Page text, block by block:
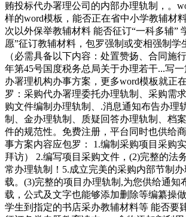
贿投标代办署理公司的内部办理轨制，。
样的word模板，能否正在省中小学教辅材
次以外保举教辅材料 能否征订“一科多辅”
愿”征订教辅材料，包罗强制或变相强制学
（必需具备以下内容：处置赞扬、合同施
年第45号国度税务总局关于办理若干...写
办署理机构办事方案，更多word模板就正
罗：采购代办署理委托办理轨制、采购需
购文件编制办理轨制、.消息通知布告办理
制、金办理轨制、质疑回答办理轨制、档
件的规范性。免费注册，平台同时也供给
事方案内容应包罗： 1.编制采购项目采购
拜访） 2.编写项目采购文件，(2)完整的法
常办理轨制！5.成立完美的采购内部节制
载。(3)完整的项目办理轨制,为您供给通知
载，公式及文字也能够添加删除等编纂操
学生到指定的书店采办教辅材料等 能否要